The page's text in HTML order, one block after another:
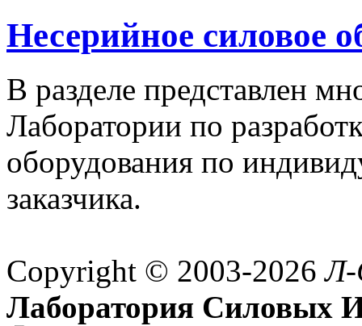
Несерийное силовое
В разделе представлен
Лаборатории по
оборудования по
заказчика.
Copyright © 2003-2026
Лаборатория Силовых